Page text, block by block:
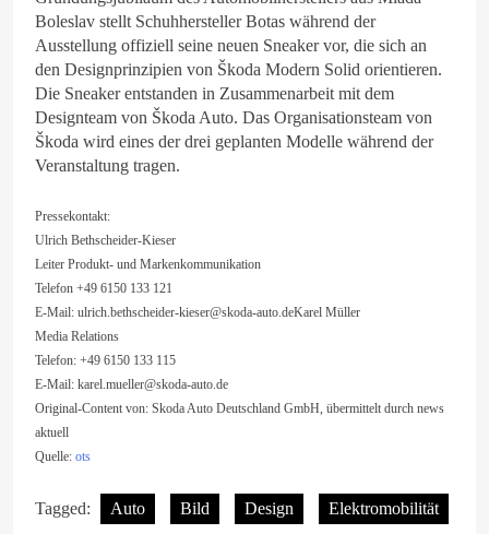
Boleslav stellt Schuhhersteller Botas während der
Ausstellung offiziell seine neuen Sneaker vor, die sich an
den Designprinzipien von Škoda Modern Solid orientieren.
Die Sneaker entstanden in Zusammenarbeit mit dem
Designteam von Škoda Auto. Das Organisationsteam von
Škoda wird eines der drei geplanten Modelle während der
Veranstaltung tragen.
Pressekontakt:
Ulrich Bethscheider-Kieser
Leiter Produkt- und Markenkommunikation
Telefon +49 6150 133 121
E-Mail: ulrich.bethscheider-kieser@skoda-auto.deKarel Müller
Media Relations
Telefon: +49 6150 133 115
E-Mail: karel.mueller@skoda-auto.de
Original-Content von: Skoda Auto Deutschland GmbH, übermittelt durch news
aktuell
Quelle: ots
Tagged: Auto Bild Design Elektromobilität